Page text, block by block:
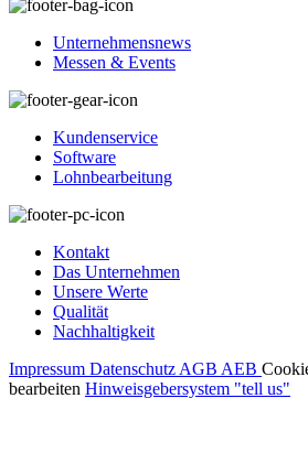
Unternehmensnews
Messen & Events
Kundenservice
Software
Lohnbearbeitung
Kontakt
Das Unternehmen
Unsere Werte
Qualität
Nachhaltigkeit
Impressum Datenschutz AGB AEB
bearbeiten Hinweisgebersystem "tell us"